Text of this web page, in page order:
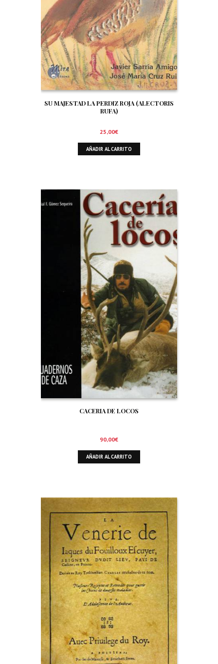
SU MAJESTAD LA PERDIZ ROJA (ALECTORIS
RUFA)
25,00€
AÑADIR AL CARRITO
CACERIA DE LOCOS
90,00€
AÑADIR AL CARRITO